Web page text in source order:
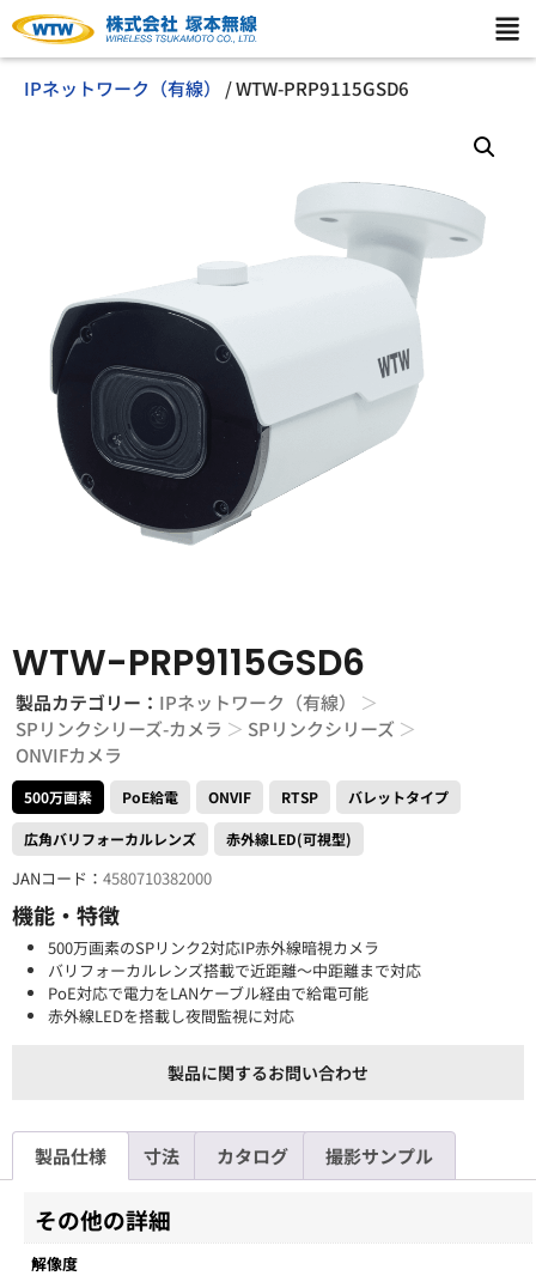
IPネットワーク（有線） / WTW-PRP9115GSD6
WTW-PRP9115GSD6
製品カテゴリー： IPネットワーク（有線）
＞
SPリンクシリーズ-カメラ ＞ SPリンクシリーズ ＞
ONVIFカメラ
500万画素 PoE給電 ONVIF RTSP バレットタイプ
広角バリフォーカルレンズ 赤外線LED(可視型)
JANコード： 4580710382000
機能・特徴
500万画素のSPリンク2対応IP赤外線暗視カメラ
バリフォーカルレンズ搭載で近距離～中距離まで対応
PoE対応で電力をLANケーブル経由で給電可能
赤外線LEDを搭載し夜間監視に対応
製品に関するお問い合わせ
製品仕様 寸法 カタログ 撮影サンプル
その他の詳細
解像度